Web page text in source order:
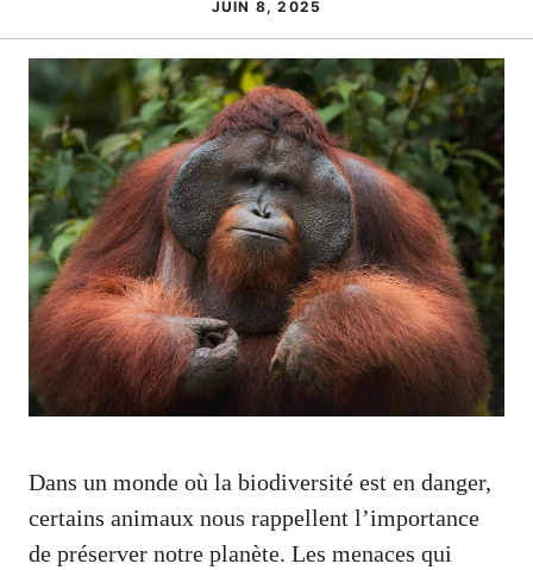
JUIN 8, 2025
Dans un monde où la biodiversité est en danger,
certains animaux nous rappellent l’importance
de préserver notre planète. Les menaces qui